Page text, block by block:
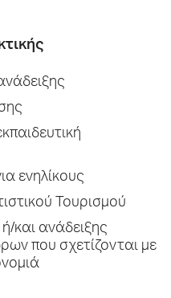
ενηλίκους
Τουρισμού
και ανάδειξης
που σχετίζονται με